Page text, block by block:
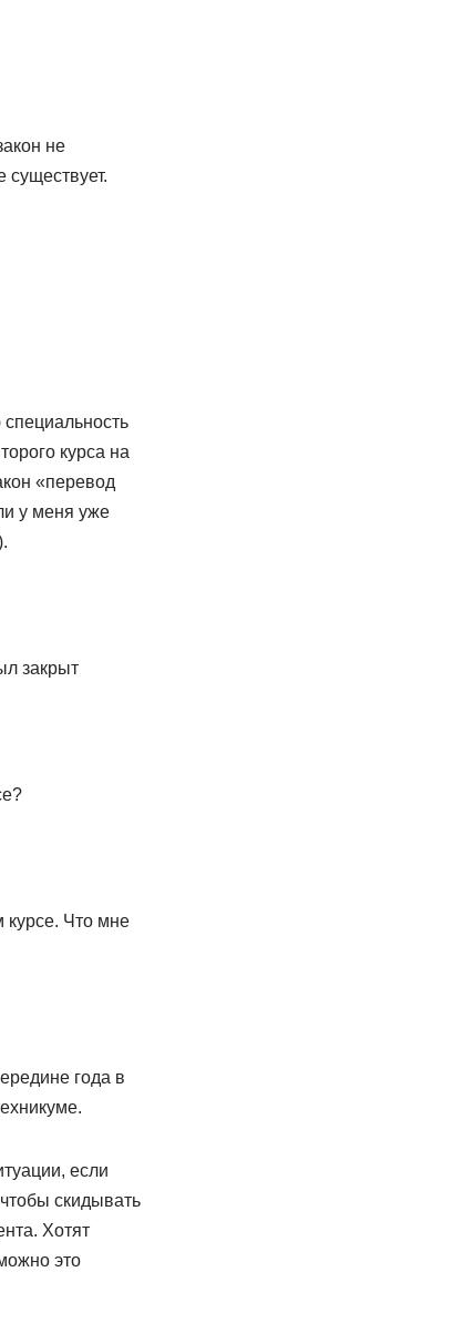
не
существует.
специальность
курса на
«перевод
у меня уже
закрыт
курсе. Что мне
года в
если
скидывать
Хотят
это